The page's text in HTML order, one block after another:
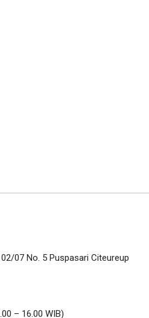
07 No. 5 Puspasari Citeureup
– 16.00 WIB)